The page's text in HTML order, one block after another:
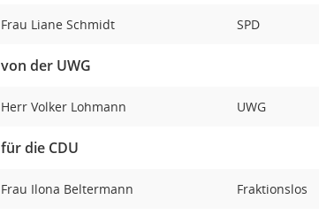
Frau Liane Schmidt SPD
von der UWG
Herr Volker Lohmann UWG
für die CDU
Frau Ilona Beltermann Fraktionslos